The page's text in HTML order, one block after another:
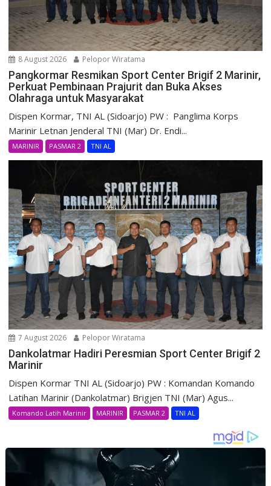
8 August 2026 Pelopor Wiratama
Pangkormar Resmikan Sport Center Brigif 2 Marinir,
Perkuat Pembinaan Prajurit dan Buka Akses
Olahraga untuk Masyarakat
Dispen Kormar, TNI AL (Sidoarjo) PW : Panglima Korps
Marinir Letnan Jenderal TNI (Mar) Dr. Endi...
MARINIR PASMAR 2 TNI AL
7 August 2026 Pelopor Wiratama
Dankolatmar Hadiri Peresmian Sport Center Brigif 2
Marinir
Dispen Kormar TNI AL (Sidoarjo) PW : Komandan Komando
Latihan Marinir (Dankolatmar) Brigjen TNI (Mar) Agus...
Komando Latih Marinir MARINIR PASMAR 2 TNI AL